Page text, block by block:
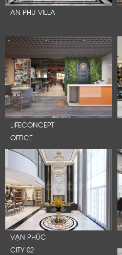
AN PHU VILLA
LIFECONCEPT
OFFICE
VẠN PHÚC
CITY 02